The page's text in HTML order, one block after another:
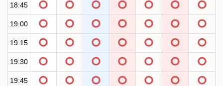
18:45
19:00
19:15
19:30
19:45